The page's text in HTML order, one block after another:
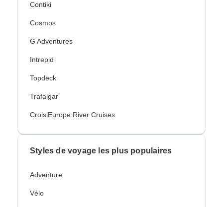
Contiki
Cosmos
G Adventures
Intrepid
Topdeck
Trafalgar
CroisiEurope River Cruises
Styles de voyage les plus populaires
Adventure
Vélo